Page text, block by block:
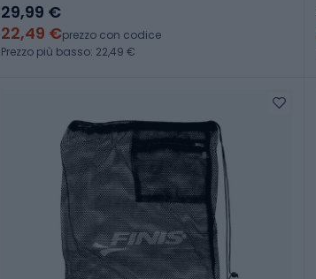
29,99 €
22,49 €prezzo con codice
Prezzo più basso: 22,49 €